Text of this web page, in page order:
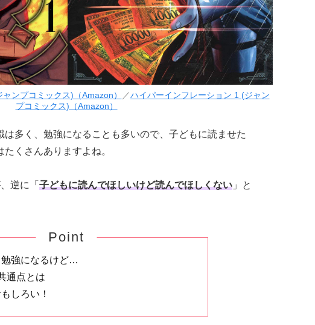
ンプコミックス)（Amazon） ／ハイパーインフレーション 1 (ジャン
プコミックス)（Amazon）
多く、勉強になることも多いので、子どもに読ませた
くさんありますよね。
逆に「 子どもに読んでほしいけど読んでほしくない 」と
Point
強になるけど…
通点とは
しろい！